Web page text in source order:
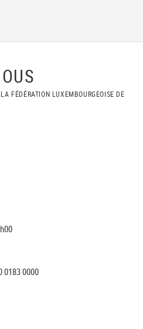
FÉDÉRATION LUXEMBOURGEOISE DE
0183 0000